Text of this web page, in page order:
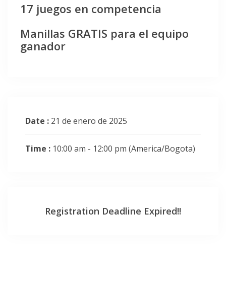
17 juegos en competencia
Manillas GRATIS para el equipo
ganador
Date : 21 de enero de 2025
Time : 10:00 am - 12:00 pm (America/Bogota)
Registration Deadline Expired!!